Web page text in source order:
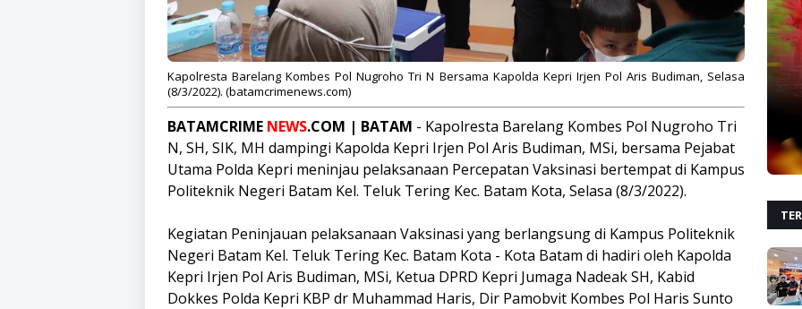
Kapolresta Barelang Kombes Pol Nugroho Tri N Bersama Kapolda Kepri Irjen Pol Aris Budiman, Selasa
(8/3/2022). (batamcrimenews.com)
BATAMCRIME NEWS.COM | BATAM - Kapolresta Barelang Kombes Pol Nugroho Tri
N, SH, SIK, MH dampingi Kapolda Kepri Irjen Pol Aris Budiman, MSi, bersama Pejabat
Utama Polda Kepri meninjau pelaksanaan Percepatan Vaksinasi bertempat di Kampus
Politeknik Negeri Batam Kel. Teluk Tering Kec. Batam Kota, Selasa (8/3/2022).
Kegiatan Peninjauan pelaksanaan Vaksinasi yang berlangsung di Kampus Politeknik
Negeri Batam Kel. Teluk Tering Kec. Batam Kota - Kota Batam di hadiri oleh Kapolda
Kepri Irjen Pol Aris Budiman, MSi, Ketua DPRD Kepri Jumaga Nadeak SH, Kabid
Dokkes Polda Kepri KBP dr Muhammad Haris, Dir Pamobvit Kombes Pol Haris Sunto